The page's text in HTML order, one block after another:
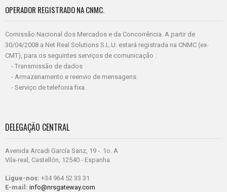
OPERADOR REGISTRADO NA CNMC.
Comissão Nacional dos Mercados e da Concorrência. A partir de
30/04/2008 a Net Real Solutions S.L.U. estará registrada na CNMC (ex-
CMT), para os seguintes serviços de comunicação :
- Transmissão de dados
- Armazenamento e reenvio de mensagens.
- Serviço de telefonia fixa.
DELEGAÇÃO CENTRAL
Avenida Arcadi García Sanz, 19 -. 1o. A
Vila-real, Castellón, 12540 - Espanha
Ligue-nos: +34 964 52 33 31
E-mail: info@nrsgateway.com